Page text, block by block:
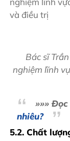
Bác sĩ
nghiệm lĩnh
»»»
nhiêu?
5.2. Chất